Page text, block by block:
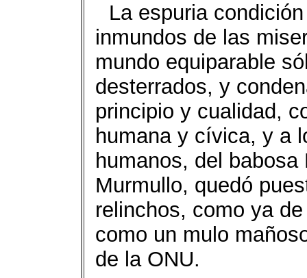
La espuria
inmundos de las
mundo equiparable
desterrados, y
principio y cualidad,
humana y cívica, y a
humanos, del
Murmullo, quedó
relinchos, como ya
como un mulo
de la ONU.